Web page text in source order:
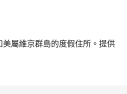
屬維京群島的度假住所。提供